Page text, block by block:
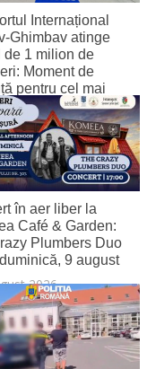
Internațional
atinge
de 1 milion de
Moment de
pentru cel mai
al țării
2026
în aer liber la
Café & Garden:
Plumbers Duo
9 august
2026